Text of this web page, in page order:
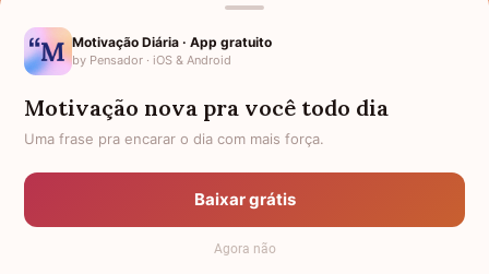
Nomes pelo Mundo
Política de Privacidade
Anuncie
Termos de Uso
Motivação Diária · App gratuito
by Pensador · iOS & Android
Motivação nova pra você todo dia
Uma frase pra encarar o dia com mais força.
Baixar grátis
Agora não